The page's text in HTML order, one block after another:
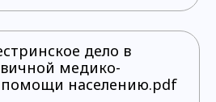
дело в
медико-
помощи населению.pdf